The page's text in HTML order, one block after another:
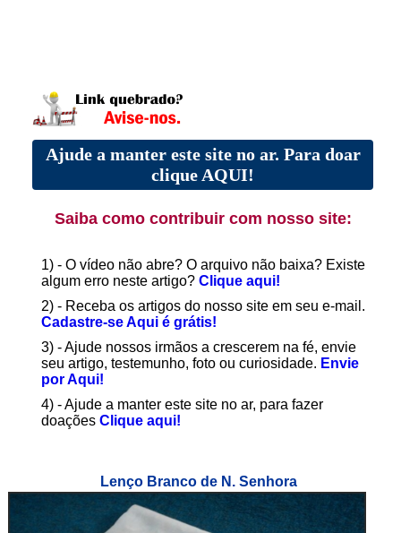
Ajude a manter este site no ar. Para doar
clique AQUI!
Saiba como contribuir com nosso site:
1) - O vídeo não abre? O arquivo não baixa? Existe
algum erro neste artigo? Clique aqui!
2) - Receba os artigos do nosso site em seu e-mail.
Cadastre-se Aqui é grátis!
3) - Ajude nossos irmãos a crescerem na fé, envie
seu artigo, testemunho, foto ou curiosidade. Envie
por Aqui!
4) - Ajude a manter este site no ar, para fazer
doações Clique aqui!
Lenço Branco de N. Senhora